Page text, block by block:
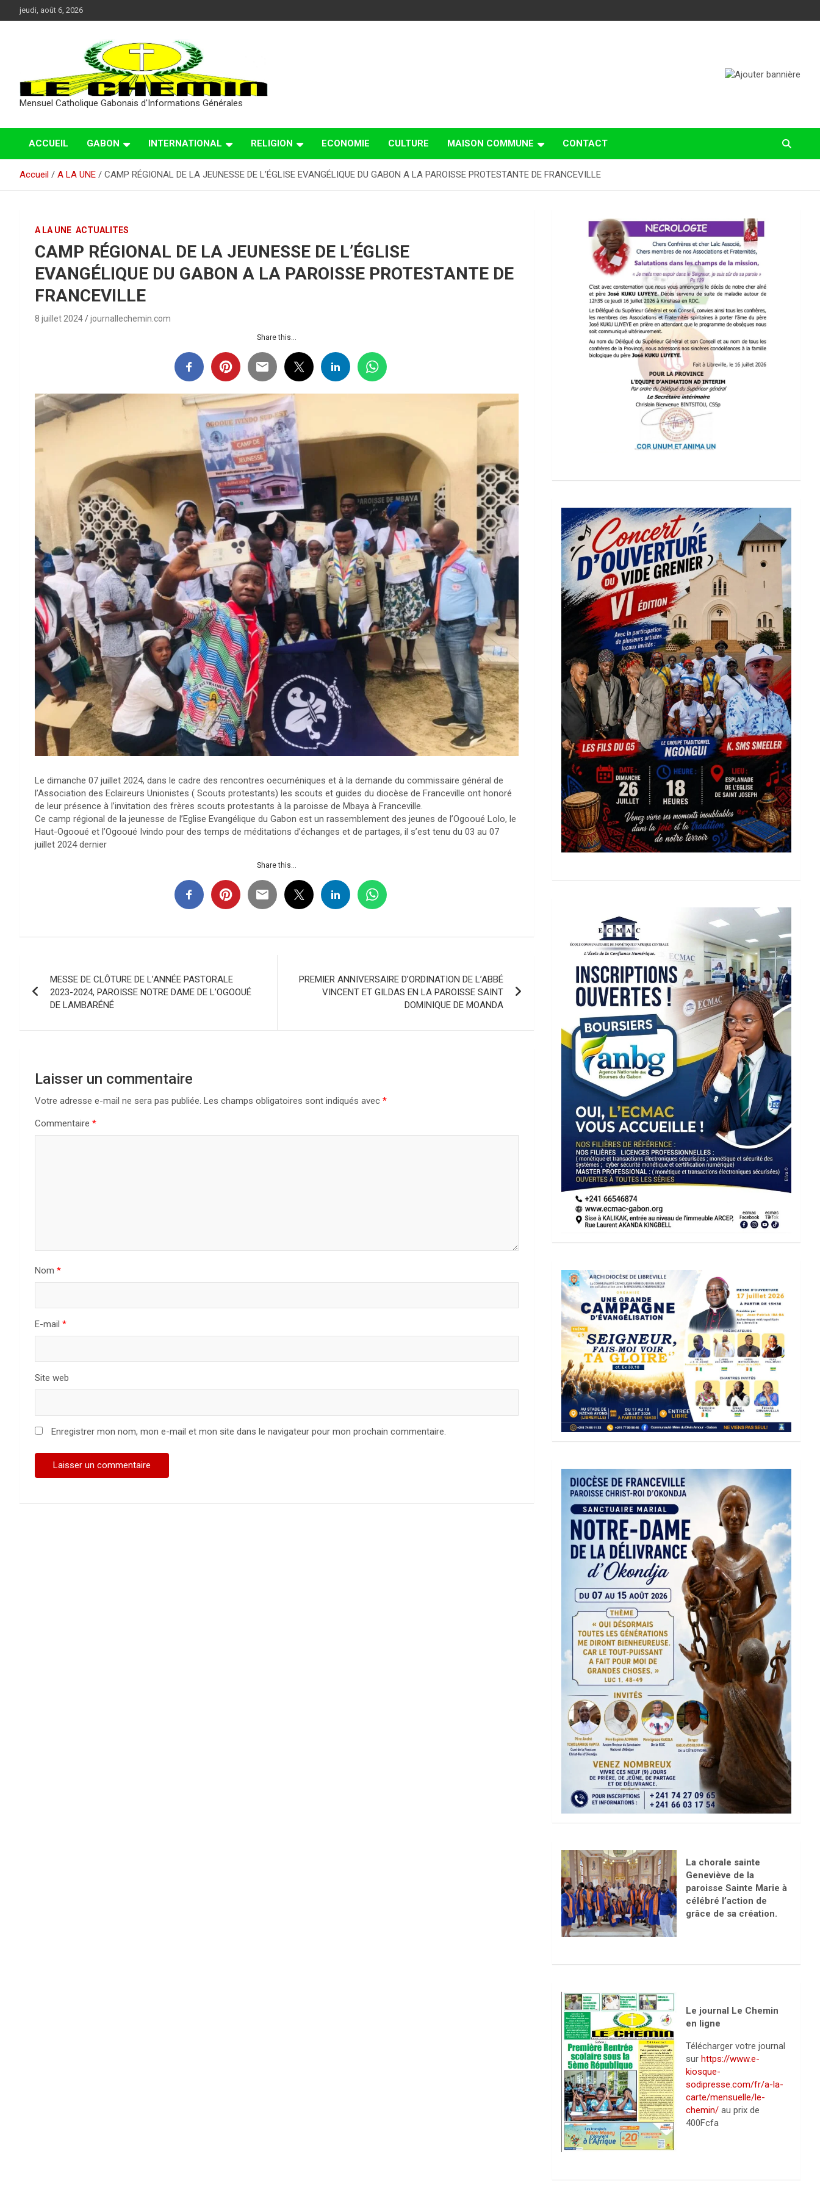
au
jeudi, août 6, 2026
Mensuel Catholique Gabonais d'Informations Générales
ACCUEIL GABON INTERNATIONAL RELIGION ECONOMIE CULTURE MAISON COMMUNE CONTACT
Accueil A LA UNE CAMP RÉGIONAL DE LA JEUNESSE DE L’ÉGLISE EVANGÉLIQUE DU GABON A LA PAROISSE PROTESTANTE DE FRANCEVILLE
A LA UNE ACTUALITES
CAMP RÉGIONAL DE LA JEUNESSE DE L’ÉGLISE
EVANGÉLIQUE DU GABON A LA PAROISSE PROTESTANTE DE
FRANCEVILLE
8 juillet 2024 journallechemin.com
Share this...
Le dimanche 07 juillet 2024, dans le cadre des rencontres oecuméniques et à la demande du commissaire général de
l’Association des Eclaireurs Unionistes ( Scouts protestants) les scouts et guides du diocèse de Franceville ont honoré
de leur présence à l’invitation des frères scouts protestants à la paroisse de Mbaya à Franceville.
Ce camp régional de la jeunesse de l’Eglise Evangélique du Gabon est un rassemblement des jeunes de l’Ogooué Lolo, le
Haut-Ogooué et l’Ogooué Ivindo pour des temps de méditations d’échanges et de partages, il s’est tenu du 03 au 07
juillet 2024 dernier
Share this...
de
MESSE DE CLÔTURE DE L’ANNÉE PASTORALE
2023-2024, PAROISSE NOTRE DAME DE L’OGOOUÉ
DE LAMBARÉNÉ
PREMIER ANNIVERSAIRE D’ORDINATION DE L’ABBÉ
VINCENT ET GILDAS EN LA PAROISSE SAINT
DOMINIQUE DE MOANDA
Laisser un commentaire
Votre adresse e-mail ne sera pas publiée. Les champs obligatoires sont indiqués avec *
Commentaire *
Nom *
E-mail *
Site web
Enregistrer mon nom, mon e-mail et mon site dans le navigateur pour mon prochain commentaire.
La chorale sainte
Geneviève de la
paroisse Sainte Marie à
célébré l’action de
grâce de sa création.
Le journal Le Chemin
en ligne
Télécharger votre journal
sur https://www.e-
kiosque-
sodipresse.com/fr/a-la-
carte/mensuelle/le-
chemin/au prix de
400Fcfa